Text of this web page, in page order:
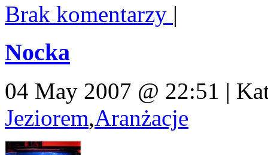
Brak komentarzy |
Nocka
04 May 2007 @ 22:51 |
Jeziorem,Aranżacje